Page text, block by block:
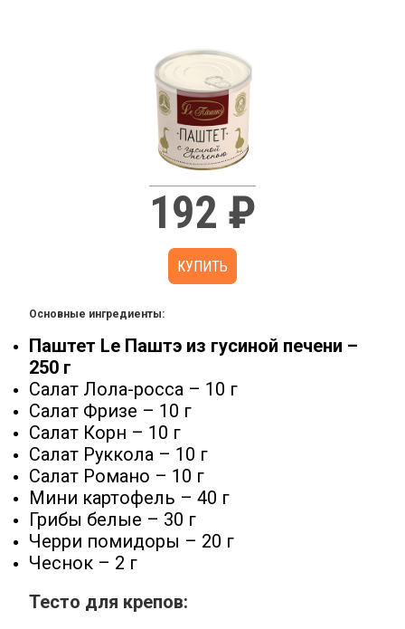
192 ₽
КУПИТЬ
Основные ингредиенты:
Паштет Le Паштэ из гусиной печени –
250 г
Салат Лола-росса – 10 г
Салат Фризе – 10 г
Салат Корн – 10 г
Салат Руккола – 10 г
Салат Романо – 10 г
Мини картофель – 40 г
Грибы белые – 30 г
Черри помидоры – 20 г
Чеснок – 2 г
Тесто для крепов: